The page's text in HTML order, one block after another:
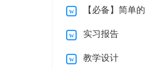
计方案模板汇编八篇
【必备】简单的
自我介绍范文汇编五
篇
实习报告
教学设计